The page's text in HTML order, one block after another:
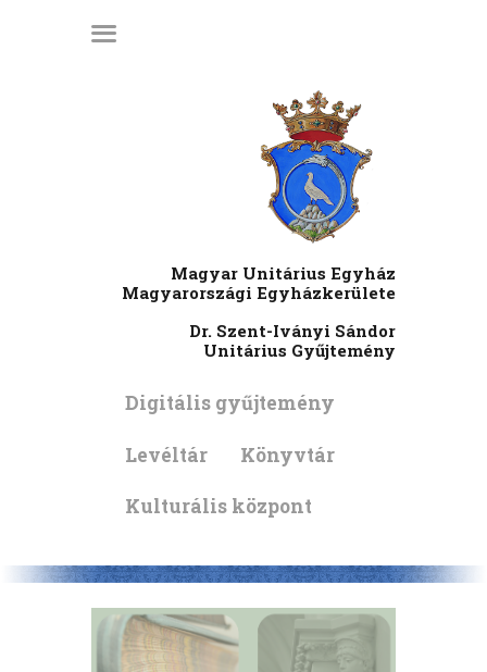
Magyar Unitárius Egyház
Magyarországi Egyházkerülete
Dr. Szent-Iványi Sándor
Unitárius Gyűjtemény
Digitális gyűjtemény
Levéltár Könyvtár
Kulturális központ
KEZDŐLAP
MÉDIATÁR
ENGLISH